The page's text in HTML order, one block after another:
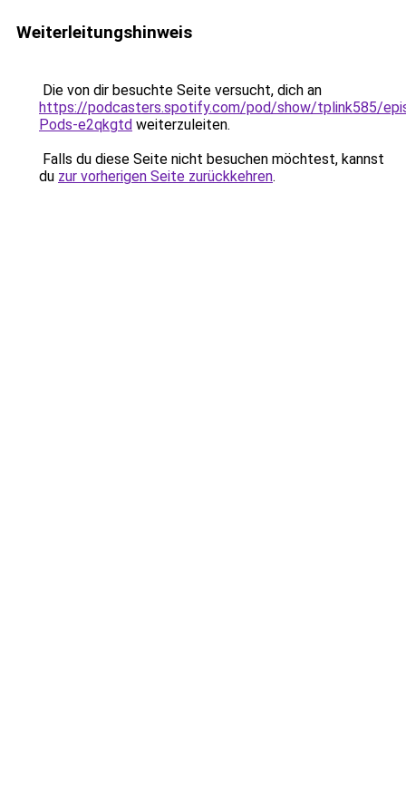
Weiterleitungshinweis
Die von dir besuchte Seite versucht, dich an
https://podcasters.spotify.com/pod/show/tplink585/
Pods-e2qkgtd weiterzuleiten.
Falls du diese Seite nicht besuchen möchtest, kannst
du zur vorherigen Seite zurückkehren.